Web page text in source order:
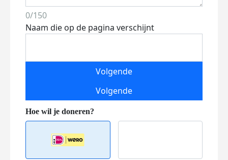
0/150
Naam die op de pagina verschijnt
Volgende
Volgende